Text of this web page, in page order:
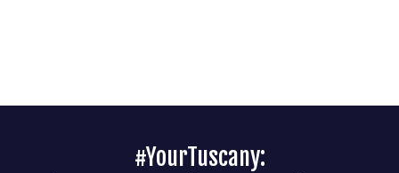
#YourTuscany: